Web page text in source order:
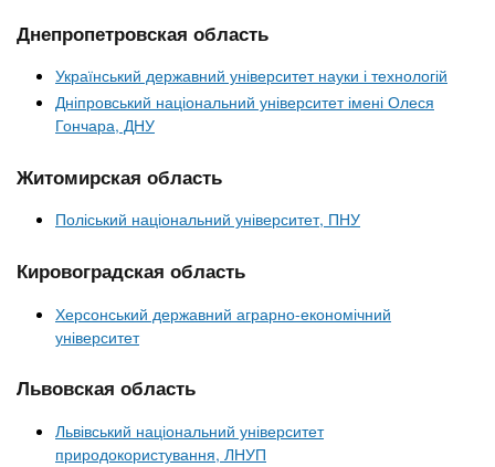
Днепропетровская область
Український державний університет науки і технологій
Дніпровський національний університет імені Олеся
Гончара, ДНУ
Житомирская область
Поліський національний університет, ПНУ
Кировоградская область
Херсонський державний аграрно-економічний
університет
Львовская область
Львівський національний університет
природокористування, ЛНУП